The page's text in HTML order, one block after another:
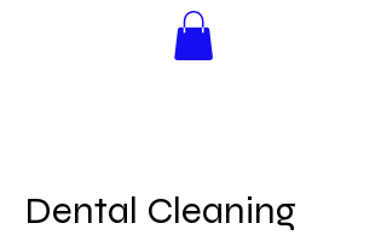
Dental Cleaning